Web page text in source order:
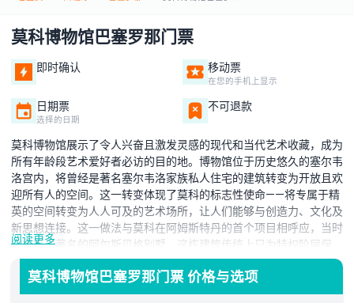
莫科博物馆巴塞罗那门票
即时确认 移动票
在您的手机上显示
日期票
选择的日期
不可退款
莫科博物馆展示了令人兴奋且激发灵感的现代和当代艺术收藏，成为
所有年龄段艺术爱好者必访的目的地。博物馆位于历史悠久的塞尔韦
洛宫内，将曾经是著名塞尔韦洛家族私人住宅的建筑转变为开放且欢
迎所有人的空间。这一转变体现了莫科的标志性使命——将专属于精
英的空间转变为人人可及的艺术场所，让人们能够与创造力、文化及
新思想连接。这一做法与莫科在阿姆斯特丹的首个项目相呼应，当时
它接管了著名的阿尔斯贝格别墅，这栋建筑传统上只为特权阶层保
留。通过向公众开放这些标志性空间，莫科博物馆不断打破壁垒，挑
战传统，并使高质量艺术不仅限于少数人群，向所有人开放。游客可
以探索由世界上一些最具影响力的艺术家创作的丰富多样的当代杰
阅读更多
莫科博物馆巴塞罗那门票 价格与选项